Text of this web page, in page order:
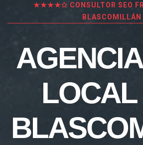
★★★★✩ CONSULTOR SEO
BLASCOMILLÁN
LOCAL